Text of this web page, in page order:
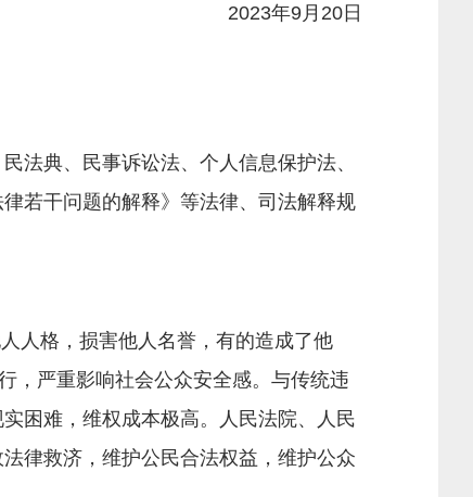
2023年9月20日
典、民事诉讼法、个人信息保护法、
若干问题的解释》等法律、司法解释规
人格，损害他人名誉，有的造成了他
，严重影响社会公众安全感。与传统违
困难，维权成本极高。人民法院、人民
律救济，维护公民合法权益，维护公众